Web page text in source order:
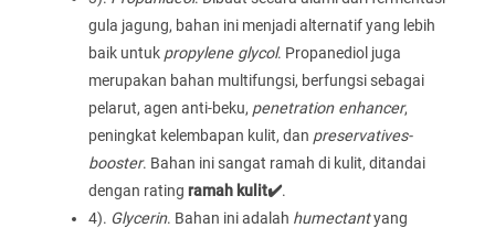
gula jagung, bahan ini menjadi alternatif yang lebih
baik untuk propylene glycol. Propanediol juga
merupakan bahan multifungsi, berfungsi sebagai
pelarut, agen anti-beku, penetration enhancer,
peningkat kelembapan kulit, dan preservatives-
booster. Bahan ini sangat ramah di kulit, ditandai
dengan rating ramah kulit✔️.
4). Glycerin. Bahan ini adalah humectantyang